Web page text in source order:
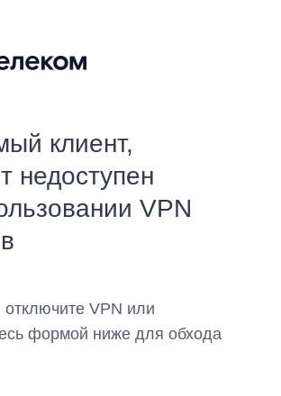
клиент,
недоступен
VPN
VPN или
формой ниже для обхода